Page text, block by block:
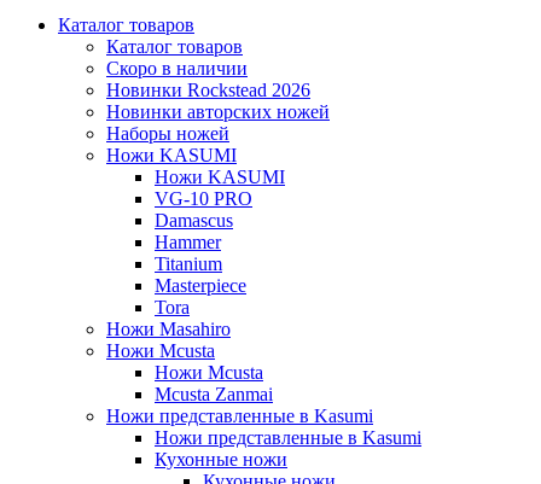
Каталог товаров
Каталог товаров
Скоро в наличии
Новинки Rockstead 2026
Новинки авторских ножей
Наборы ножей
Ножи KASUMI
Ножи KASUMI
VG-10 PRO
Damascus
Hammer
Titanium
Masterpiece
Tora
Ножи Masahiro
Ножи Mcusta
Ножи Mcusta
Mcusta Zanmai
Ножи представленные в Kasumi
Ножи представленные в Kasumi
Кухонные ножи